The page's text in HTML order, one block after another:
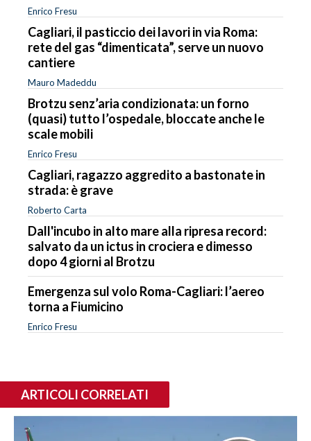
Enrico Fresu
Cagliari, il pasticcio dei lavori in via Roma:
rete del gas “dimenticata”, serve un nuovo
cantiere
Mauro Madeddu
Brotzu senz’aria condizionata: un forno
(quasi) tutto l’ospedale, bloccate anche le
scale mobili
Enrico Fresu
Cagliari, ragazzo aggredito a bastonate in
strada: è grave
Roberto Carta
Dall'incubo in alto mare alla ripresa record:
salvato da un ictus in crociera e dimesso
dopo 4 giorni al Brotzu
Emergenza sul volo Roma-Cagliari: l’aereo
torna a Fiumicino
Enrico Fresu
ARTICOLI CORRELATI